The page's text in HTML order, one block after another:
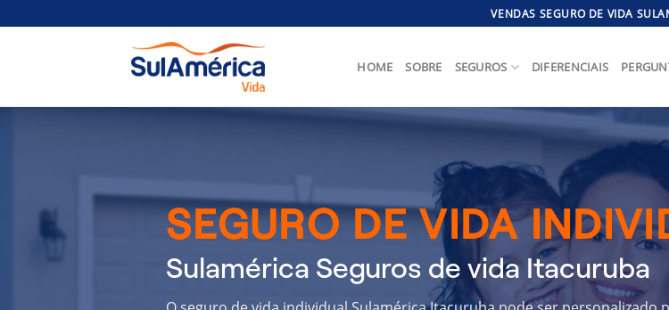
to
VENDAS SEGURO DE VIDA
HOME SOBRE SEGUROS DIFERENCIAIS
SEGURO DE VIDA
Sulamérica Seguros de vida Itacuruba